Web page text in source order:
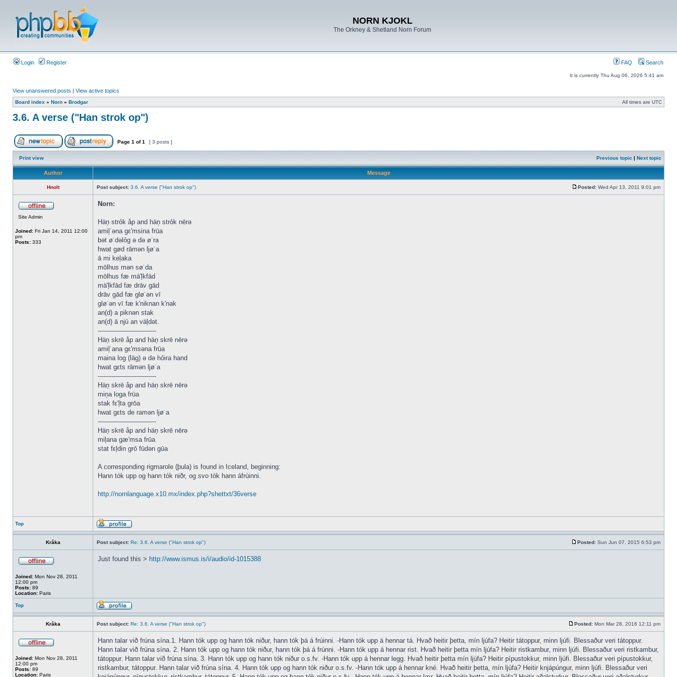
NORN KJOKL
The Orkney & Shetland Norn Forum
Login Register FAQ Search
It is currently Thu Aug 06, 2026 5:41 am
View unanswered posts | View active topics
Board index » Norn » Brodgar All times are UTC
3.6. A verse ("Han strok op")
Page 1 of1 [ 3 posts ]
Print view Previous topic | Next topic
Author Message
Hnolt Post subject: 3.6. A verse ("Han strok op") Posted: Wed Apr 13, 2011 9:01 pm
Site Admin
Joined: Fri Jan 14, 2011 12:00
pm
Posts: 333
Norn:
Häņ strỏk åp and häņ strỏk nērə
amiļ˙əna gε'msina frūa
bət ø˙dəlỏg ə də ø˙ra
hwat gød rāmən ljø˙a
ā mi keļaka
mōlhus mən sø˙da
mōlhus fæ mä'ļkfād
mä'ļkfād fæ drāv gād
drāv gād fæ glø˙ən vī
glø˙ən vī fæ k'niknan k'nak
an(d) a piknən stak
an(d) ā njū an väļdət.
-----------------------------
Häņ skrē åp and häņ skrē nērə
amiļ˙ana gε'msəna frūa
maina log (läg) ə də hỏira hand
hwat gεts rāmən ljø˙a
-----------------------------
Häņ skrē åp and häņ skrē nērə
miņa loga frūa
stak fε'ļta grōa
hwat gεts de ramən ljø˙a
-----------------------------
Häņ skrē åp and häņ skrē nērə
miļana gæ'msa frūa
stat fεļdin grō fūdən gūa
A corresponding rigmarole (þula) is found in Iceland, beginning:
Hann tók upp og hann tók niðr, og svo tók hann áfrúinni.
http://nornlanguage.x10.mx/index.php?shettxt/36verse
Top
Kråka Post subject: Re: 3.6. A verse ("Han strok op") Posted: Sun Jun 07, 2015 6:53 pm
Joined: Mon Nov 28, 2011
12:00 pm
Posts: 89
Location: Paris
Just found this > http://www.ismus.is/i/audio/id-1015388
Top
Kråka Post subject: Re: 3.6. A verse ("Han strok op") Posted: Mon Mar 28, 2016 12:11 pm
Joined: Mon Nov 28, 2011
12:00 pm
Posts: 89
Location: Paris
Hann talar við frúna sína.1. Hann tók upp og hann tók niður, hann tók þá á frúinni. -Hann tók upp á hennar tá. Hvað heitir þetta, mín ljúfa? Heitir tátoppur, minn ljúfi. Blessaður veri tátoppur.
Hann talar við frúna sína. 2. Hann tók upp og hann tók niður, hann tók þá á frúnni. -Hann tók upp á hennar rist. Hvað heitir þetta mín ljúfa? Heitir ristkambur, minn ljúfi. Blessaður veri ristkambur,
tátoppur. Hann talar við frúna sína. 3. Hann tók upp og hann tók niður o.s.fv. -Hann tók upp á hennar legg. Hvað heitir þetta mín ljúfa? Heitir pípustokkur, minn ljúfi. Blessaður veri pípustokkur,
ristkambur, tátoppur. Hann talar við frúna sína. 4. Hann tók upp og hann tók niður o.s.fv. -Hann tók upp á hennar kné. Hvað heitir þetta, mín ljúfa? Heitir knjápúngur, minn ljúfi. Blessaður veri